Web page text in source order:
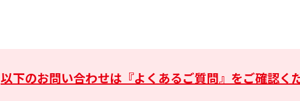
以下のお問い合わせは 『よくあるご質問』をご確認く